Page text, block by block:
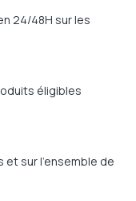
24/48H sur les
éligibles
et sur l'ensemble de